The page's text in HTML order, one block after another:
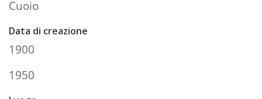
Cuoio
Data di creazione
1900
1950